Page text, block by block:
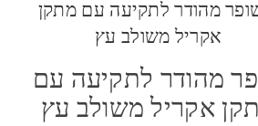
מהודר לתקיעה עם
אקריל משולב עץ